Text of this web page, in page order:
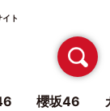
ト
櫻坂46